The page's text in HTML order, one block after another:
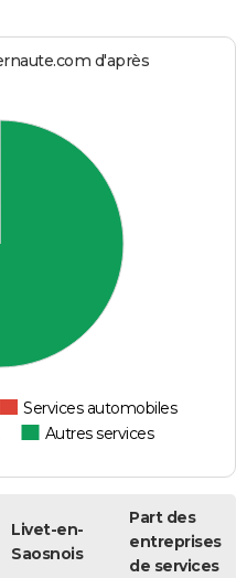
d'après
Services automobiles
Autres services
Livet-en-
Saosnois
Part des
entreprises
de services